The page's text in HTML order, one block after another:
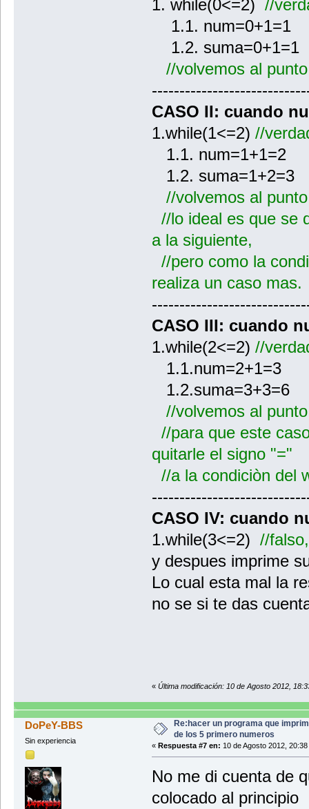
1. while(0<=2) //
1.1. num=0+1=1
1.2.
//volvemos al
CASO II: cuando
1.while(1<=2) //
1.1. num=1+1=2
1.2. suma=1+2=3
//volvemos al
//lo ideal es que se
a la siguiente,
//pero como la
realiza un caso mas.
CASO III: cuando
1.while(2<=2) //
1.1.num=2+1=3
1.2.suma=3+3=6
//volvemos al
//para que este
quitarle el signo "="
//a la condiciòn del
CASO IV: cuando
1.while(3<=2) //
y despues imprime
Lo cual esta mal la
no se si te das
« Última modificación: 10 de Agosto 2012,
DoPeY-BBS
Sin experiencia
Re:hacer un programa que
de los 5 primero numeros
« Respuesta #7 en: 10 de Agosto 2012, 20:38
No me di cuenta de
colocado al principio